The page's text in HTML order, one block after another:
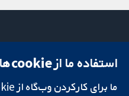
تحقیقات قابل
میدان
لندن
استفاده ما از cookie‌ها